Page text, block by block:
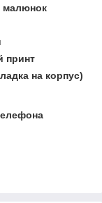
малюнок
принт
на корпус)